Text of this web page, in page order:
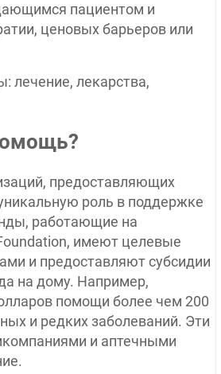
пациентом и
ценовых барьеров или
предоставляющих
роль в поддержке
работающие на
имеют целевые
и предоставляют субсидии
на дому. Например,
помощи более чем 200
и редких заболеваний. Эти
и аптечными